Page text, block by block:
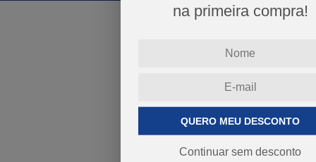
na primeira compra!
QUERO MEU DESCONTO
Continuar sem desconto
Rastrear Pedido